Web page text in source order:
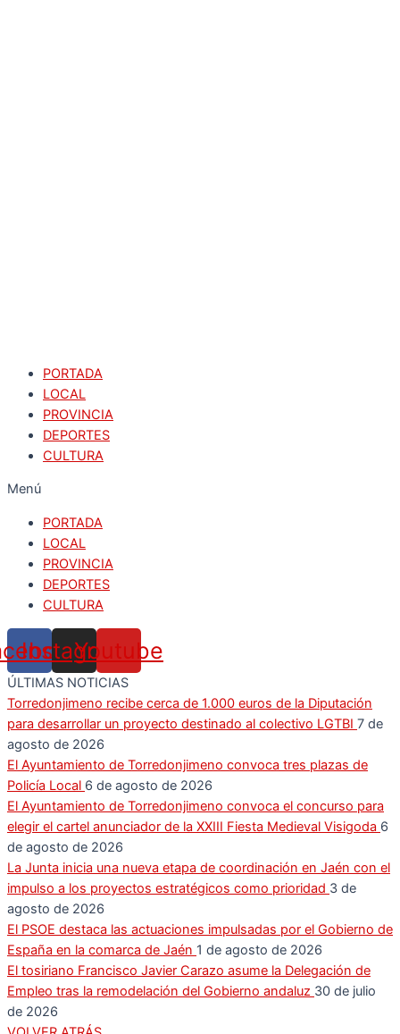
PORTADA
LOCAL
PROVINCIA
DEPORTES
CULTURA
Menú
PORTADA
LOCAL
PROVINCIA
DEPORTES
CULTURA
Instagram
Youtube
ÚLTIMAS NOTICIAS
Torredonjimeno recibe cerca de 1.000 euros de la Diputación
para desarrollar un proyecto destinado al colectivo LGTBI 7 de
agosto de 2026
El Ayuntamiento de Torredonjimeno convoca tres plazas de
Policía Local 6 de agosto de 2026
El Ayuntamiento de Torredonjimeno convoca el concurso para
elegir el cartel anunciador de la XXIII Fiesta Medieval Visigoda 6
de agosto de 2026
La Junta inicia una nueva etapa de coordinación en Jaén con el
impulso a los proyectos estratégicos como prioridad 3 de
agosto de 2026
El PSOE destaca las actuaciones impulsadas por el Gobierno de
España en la comarca de Jaén 1 de agosto de 2026
El tosiriano Francisco Javier Carazo asume la Delegación de
Empleo tras la remodelación del Gobierno andaluz 30 de julio
de 2026